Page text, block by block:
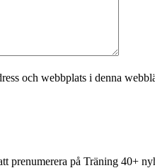
och webbplats i denna
prenumerera på Träning 40+